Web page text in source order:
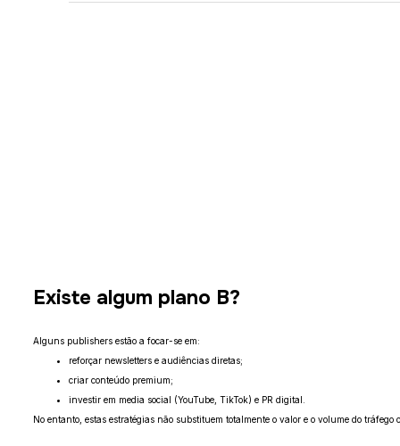
Existe algum plano B?
Alguns publishers estão a focar-se em:
reforçar newsletters e audiências diretas;
criar conteúdo premium;
investir em media social (YouTube, TikTok) e PR digital.
No entanto, estas estratégias não substituem totalmente o valor e o volume do tráfego